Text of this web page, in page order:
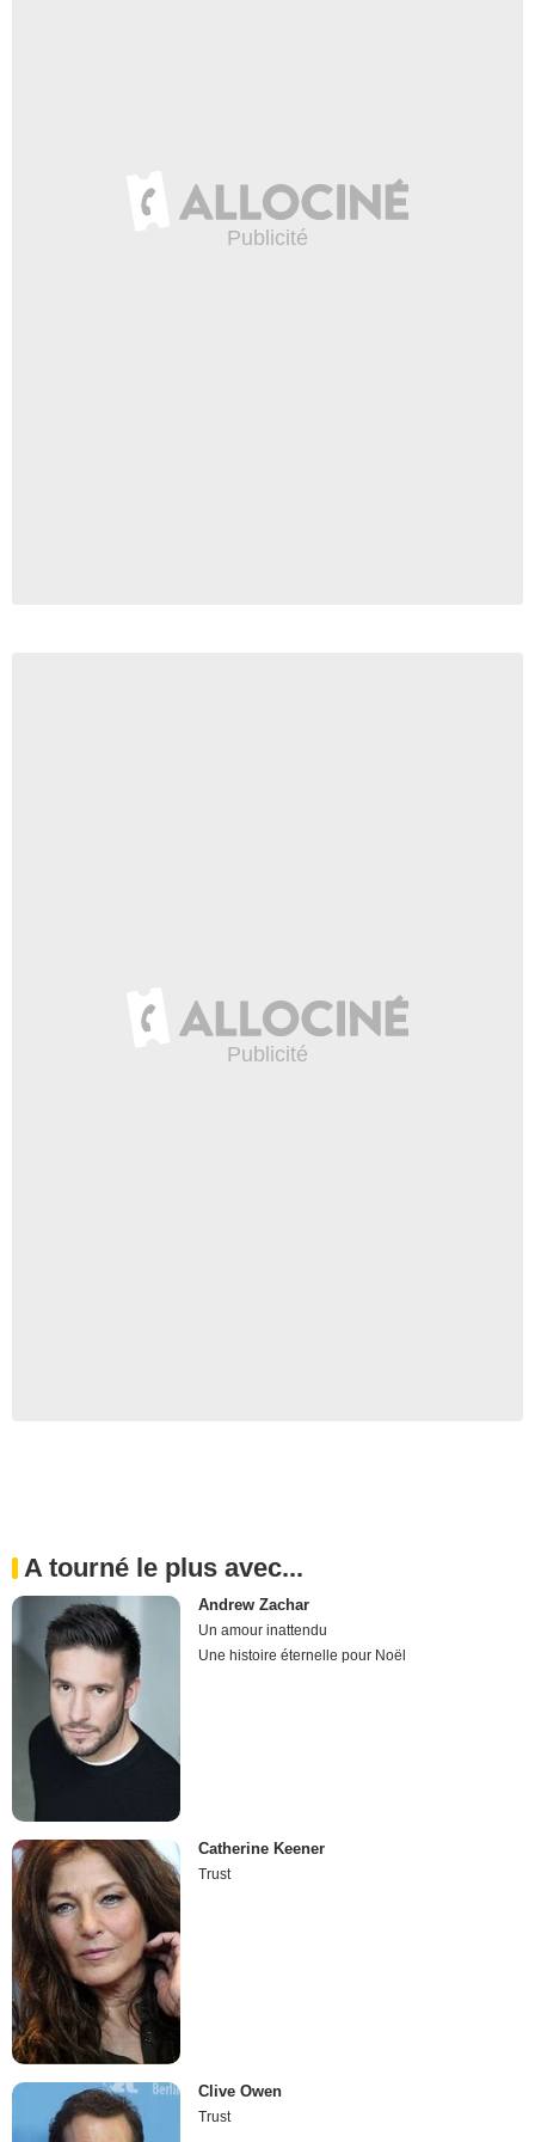
A tourné le plus avec...
Andrew Zachar
Un amour inattendu
Une histoire éternelle pour Noël
Catherine Keener
Trust
Clive Owen
Trust